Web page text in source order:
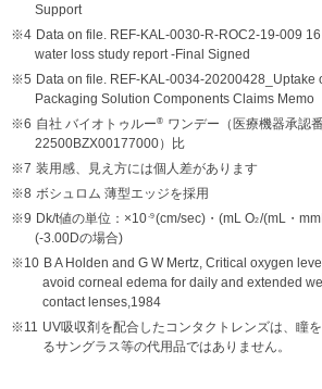
Support
※4 Data on file. REF-KAL-0030-R-ROC2-19-009
water loss study report -Final Signed
※5 Data on file. REF-KAL-0034-20200428_Uptake
Packaging Solution Components Claims Memo
※6 自社 バイオトゥルー® ワンデー（医療機器承認
22500BZX00177000）比
※7 装用感、見え方には個人差があります
※8 ボシュロム 薄型エッジを採用
※9 Dk/t値の単位：×10-9(cm/sec)・(mL O2/(mL・
(-3.00Dの場合)
※10 B A Holden and G W Mertz, Critical oxygen
avoid corneal edema for daily and extended
contact lenses,1984
※11 UV吸収剤を配合したコンタクトレンズは、瞳
るサングラス等の代用品ではありません。